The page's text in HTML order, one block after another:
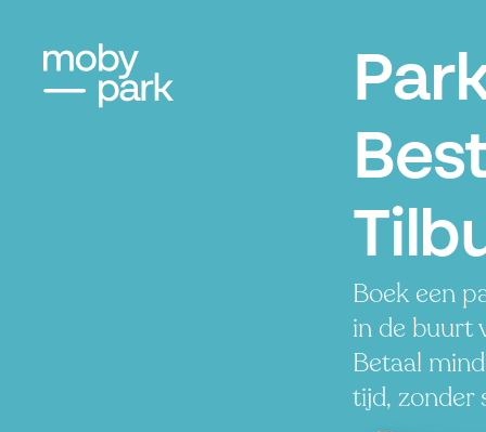
Boek een
in de buurt
Betaal
tijd, zonder